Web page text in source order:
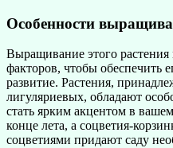
Особенности
Выращивание этого растения
факторов, чтобы обеспечить
развитие. Растения,
лигуляриевых, обладают
стать ярким акцентом в
конце лета, а соцветия-
соцветиями придают саду